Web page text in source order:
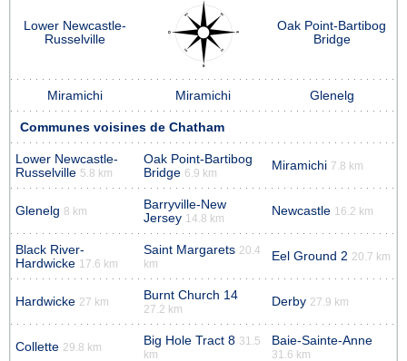
Lower Newcastle-
Russelville
Oak Point-Bartibog
Bridge
Miramichi Miramichi Glenelg
Communes voisines de Chatham
Lower Newcastle-
Russelville 5.8 km
Oak Point-Bartibog
Bridge 6.9 km
Miramichi 7.8 km
Glenelg 8 km
Barryville-New
Jersey 14.8 km
Newcastle 16.2 km
Black River-
Hardwicke 17.6 km
Saint Margarets 20.4
km
Eel Ground 2 20.7 km
Hardwicke 27 km Burnt Church 14
27.2 km
Derby 27.9 km
Collette 29.8 km Big Hole Tract 8 31.5
km
Baie-Sainte-Anne
31.6 km